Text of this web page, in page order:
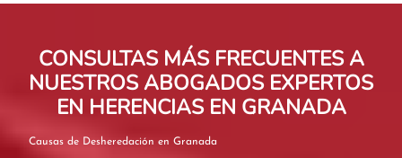
CONSULTAS MÁS FRECUENTES A
NUESTROS ABOGADOS EXPERTOS
EN HERENCIAS EN GRANADA
Causas de Desheredación en Granada